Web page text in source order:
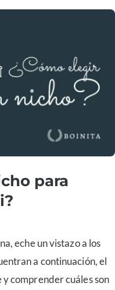
para
eche un vistazo a los
a continuación, el
comprender cuáles son